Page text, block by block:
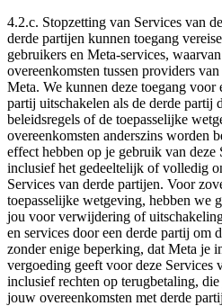
4.2.c. Stopzetting van Services van
derde partijen kunnen toegang
gebruikers en Meta-services,
overeenkomsten tussen providers
Meta. We kunnen deze toegang voor
partij uitschakelen als de derde partij
beleidsregels of de toepasselijke
overeenkomsten anderszins worden
effect hebben op je gebruik van deze
inclusief het gedeeltelijk of volledig
Services van derde partijen. Voor
toepasselijke wetgeving, hebben we
jou voor verwijdering of
en services door een derde partij om
zonder enige beperking, dat Meta je
vergoeding geeft voor deze Services
inclusief rechten op terugbetaling,
jouw overeenkomsten met derde